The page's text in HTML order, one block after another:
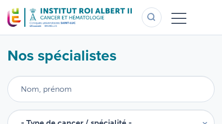
au
contenu
principal
Nos spécialistes